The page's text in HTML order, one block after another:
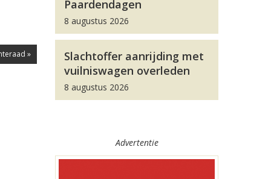
»
Paardendagen
8 augustus 2026
Slachtoffer aanrijding met
vuilniswagen overleden
8 augustus 2026
Advertentie